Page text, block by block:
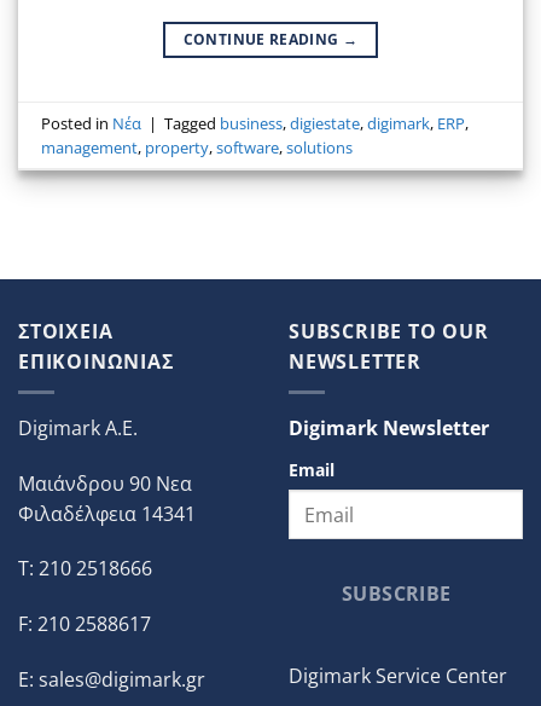
CONTINUE READING →
Posted in Νέα | Tagged business,digiestate,digimark, ERP,
management, property,software,solutions
ΣΤΟΙΧΕΙΑ
ΕΠΙΚΟΙΝΩΝΙΑΣ
Digimark A.E.
Μαιάνδρου 90 Νεα
Φιλαδέλφεια 14341
T: 210 2518666
F: 210 2588617
E: sales@digimark.gr
SUBSCRIBE TO OUR
NEWSLETTER
Digimark Newsletter
Email
SUBSCRIBE
Digimark Service Center